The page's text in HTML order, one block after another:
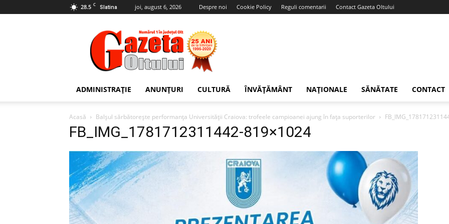
28.5 C Slatina joi, august 6, 2026 Despre noi Cookie Policy Reguli comentarii Contact Gazeta Oltului
Gazeta
Oltului
ADMINISTRAȚIE ANUNȚURI CULTURĂ ÎNVĂȚĂMÂNT NAȚIONALE SĂNĂTATE CONTACT
Acasă Balșul sărbătorește performanța Universității Craiova: trofeele campioanei ajung în fața suporterilor
FB_IMG_1781712311442-819×1024